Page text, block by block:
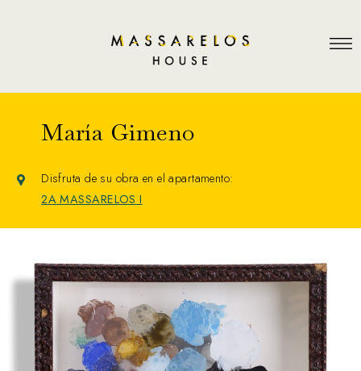
María Gimeno
Disfruta de su obra en el apartamento:
2A MASSARELOS I